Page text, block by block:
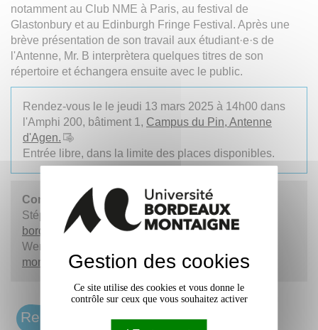
notamment au Club NME à Paris, au festival de
Glastonbury et au Edinburgh Fringe Festival. Après une
brève présentation de son travail aux étudiant·e·s de
l'Antenne, Mr. B interprètera quelques titres de son
répertoire et échangera ensuite avec le public.
Rendez-vous le le jeudi 13 mars 2025 à 14h00 dans
l'Amphi 200, bâtiment 1, Campus du Pin, Antenne
d'Agen.
Entrée libre, dans la limite des places disponibles.
Contact
Stéphanie Durrans :
stephanie.durrans
bordeaux-montaigne.fr
Wendy Eastwell :
montaigne.fr
Rendez-vous
Gestion des cookies
Ce site utilise des cookies et vous donne le
contrôle sur ceux que vous souhaitez activer